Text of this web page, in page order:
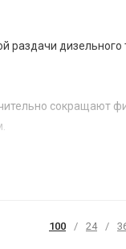
дизельного
сокращают
100 / 24 /